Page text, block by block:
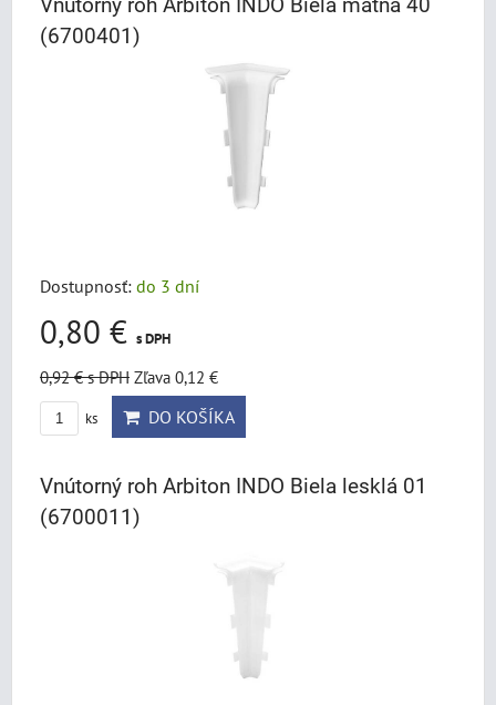
(6700401)
Dostupnosť: do 3 dní
0,80 € s DPH
0,92 €s DPH Zľava 0,12 €
ks DO KOŠÍKA
Vnútorný roh Arbiton INDO Biela lesklá 01
(6700011)